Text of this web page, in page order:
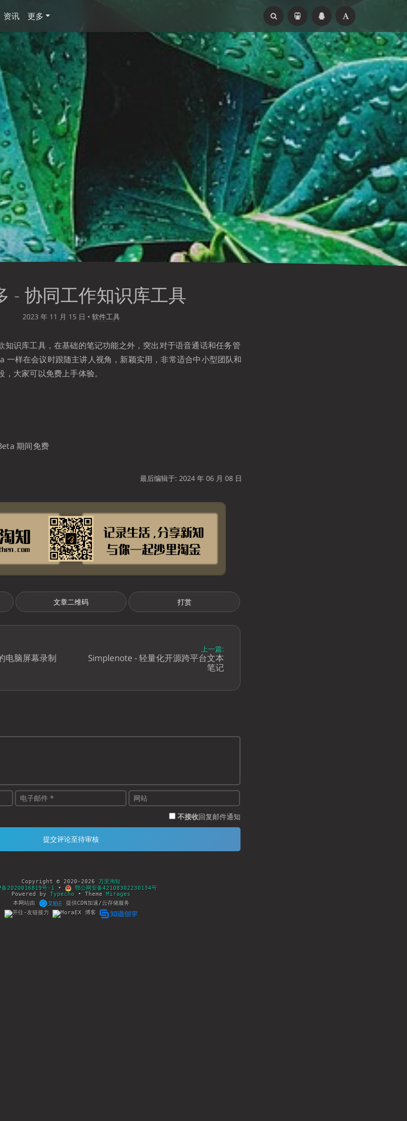
资讯 更多
- 协同工作知识库工具
2023 年 11 月 15 日 • 软件工具
知识库工具，在基础的笔记功能之外，突出对于语音通话和任务管
一样在会议时跟随主讲人视角，新颖实用，非常适合中小型团队和
大家可以免费上手体验。
期间免费
最后编辑于: 2024 年 06 月 08 日
文章二维码 打赏
电脑屏幕录制
上一篇:
Simplenote - 轻量化开源跨平台文本
笔记
不接收回复邮件通知
Copyright © 2020-2026 万里淘知
备2020016819号-1 •
鄂公网安备42108302230134号
Powered by Typecho • Theme Mirages
本网站由
提供CDN加速/云存储服务